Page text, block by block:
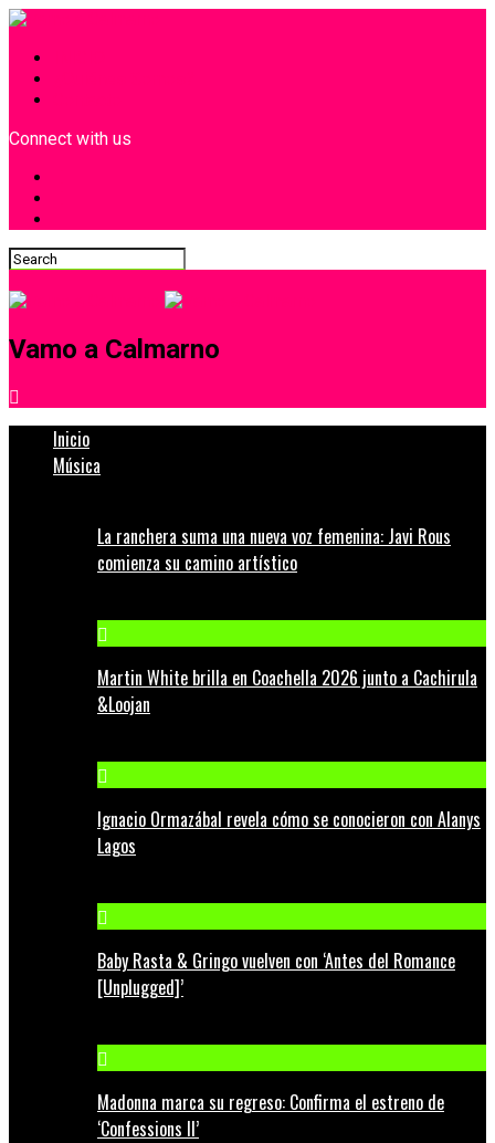
Connect with us
Vamo a Calmarno
Inicio
Música
La ranchera suma una nueva voz femenina: Javi Rous
comienza su camino artístico
Martin White brilla en Coachella 2026 junto a Cachirula
&Loojan
Ignacio Ormazábal revela cómo se conocieron con Alanys
Lagos
Baby Rasta & Gringo vuelven con ‘Antes del Romance
[Unplugged]’
Madonna marca su regreso: Confirma el estreno de
‘Confessions II’